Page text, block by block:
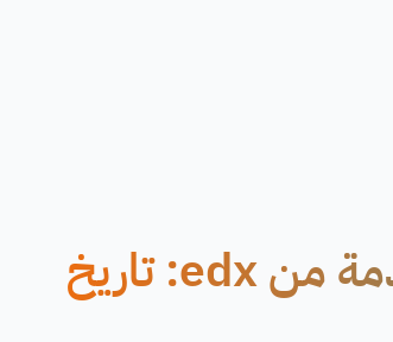
دورة مجانية عبر الإنترنت مقدمة من edx: تاريخ